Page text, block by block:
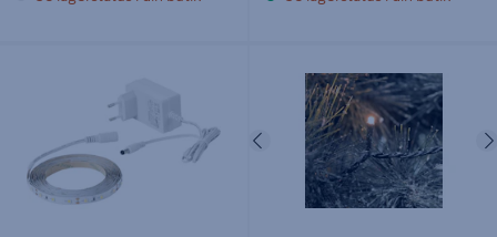
120 AMBER LED INKL, VINDA UTE
Föregående